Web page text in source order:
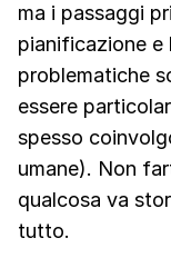
ma i passaggi
pianificazione e
problematiche
essere
spesso
umane). Non
qualcosa va
tutto.